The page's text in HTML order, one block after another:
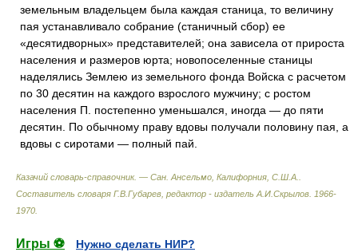
земельным владельцем была каждая станица, то величину
пая устанавливало собрание (станичный сбор) ее
«десятидворных» представителей; она зависела от прироста
населения и размеров юрта; новопоселенные станицы
наделялись Землею из земельного фонда Войска с расчетом
по 30 десятин на каждого взрослого мужчину; с ростом
населения П. постепенно уменьшался, иногда — до пяти
десятин. По обычному праву вдовы получали половину пая, а
вдовы с сиротами — полный пай.
Казачий словарь-справочник. — Сан. Ансельмо, Калифорния, С.Ш.А.
Составитель словаря Г.В.Губарев, редактор - издатель А.И.Скрылов 1966-
1970
Игры ⚽
Нужно сделать НИР?